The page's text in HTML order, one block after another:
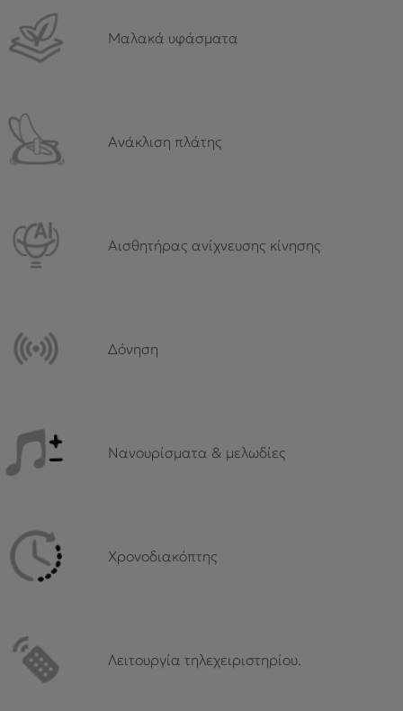
Μαλακά υφάσματα
Ανάκλιση πλάτης
Αισθητήρας ανίχνευσης κίνησης
Δόνηση
Νανουρίσματα & μελωδίες
Χρονοδιακόπτης
Λειτουργία τηλεχειριστηρίου.